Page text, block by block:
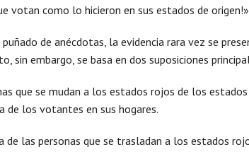
votan como lo hicieron en sus estados de origen!»
de anécdotas, la evidencia rara vez se
sin embargo, se basa en dos suposiciones
que se mudan a los estados rojos de los
de los votantes en sus hogares.
de las personas que se trasladan a los estados